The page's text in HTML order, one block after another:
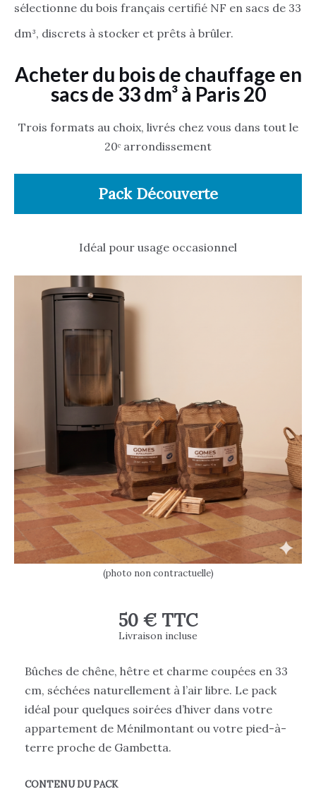
sélectionne du bois français certifié NF en sacs de 33
dm³, discrets à stocker et prêts à brûler.
Acheter du bois de chauffage en
sacs de 33 dm³ à Paris 20
Trois formats au choix, livrés chez vous dans tout le
20ᵉ arrondissement
Pack Découverte
Idéal pour usage occasionnel
(photo non contractuelle)
50 € TTC
Livraison incluse
Bûches de chêne, hêtre et charme coupées en 33
cm, séchées naturellement à l’air libre. Le pack
idéal pour quelques soirées d’hiver dans votre
appartement de Ménilmontant ou votre pied-à-
terre proche de Gambetta.
CONTENU DU PACK